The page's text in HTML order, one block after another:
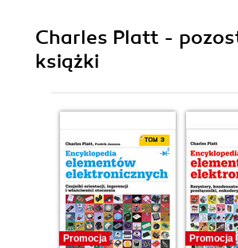
Charles Platt -
książki
Promocja Promocja